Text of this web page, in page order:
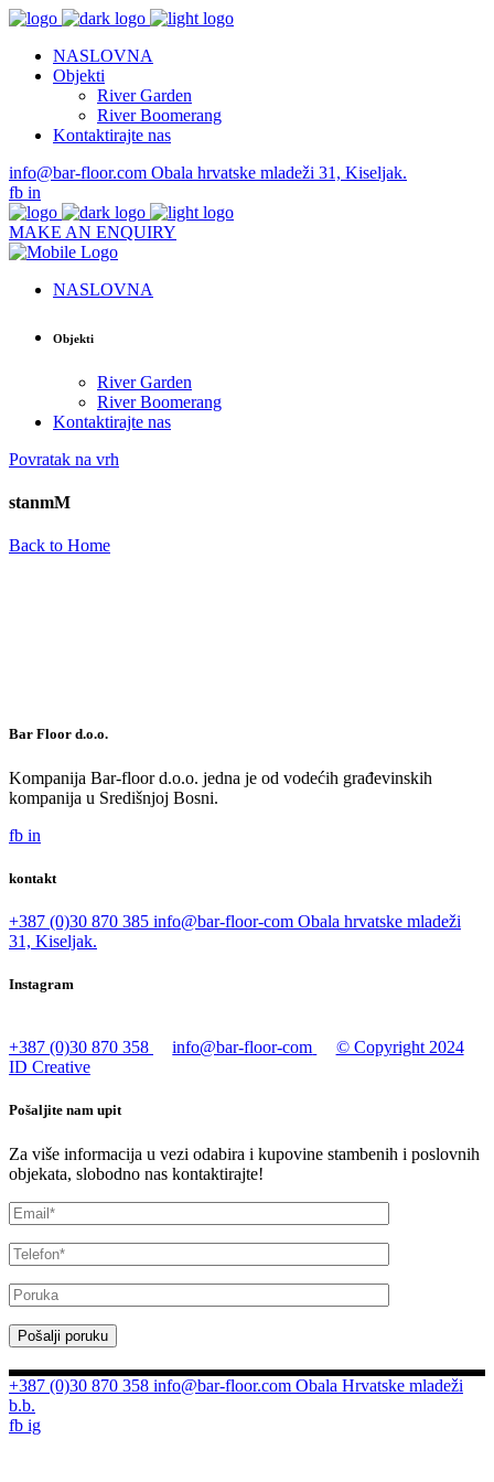
NASLOVNA
Objekti
River Garden
River Boomerang
Kontaktirajte nas
info@bar-floor.com Obala hrvatske mladeži 31, Kiseljak.
fb in
MAKE AN ENQUIRY
NASLOVNA
Objekti
River Garden
River Boomerang
Kontaktirajte nas
Povratak na vrh
stanmM
Back to Home
Bar Floor d.o.o.
Kompanija Bar-floor d.o.o. jedna je od vodećih građevinskih
kompanija u Središnjoj Bosni.
fb in
kontakt
+387 (0)30 870 385 info@bar-floor-com Obala hrvatske mladeži
31, Kiseljak.
Instagram
+387 (0)30 870 358 info@bar-floor-com
© Copyright 2024
ID Creative
Pošaljite nam upit
Za više informacija u vezi odabira i kupovine stambenih i poslovnih
objekata, slobodno nas kontaktirajte!
Pošalji poruku
+387 (0)30 870 358 info@bar-floor.com Obala Hrvatske mladeži
b.b.
fb ig